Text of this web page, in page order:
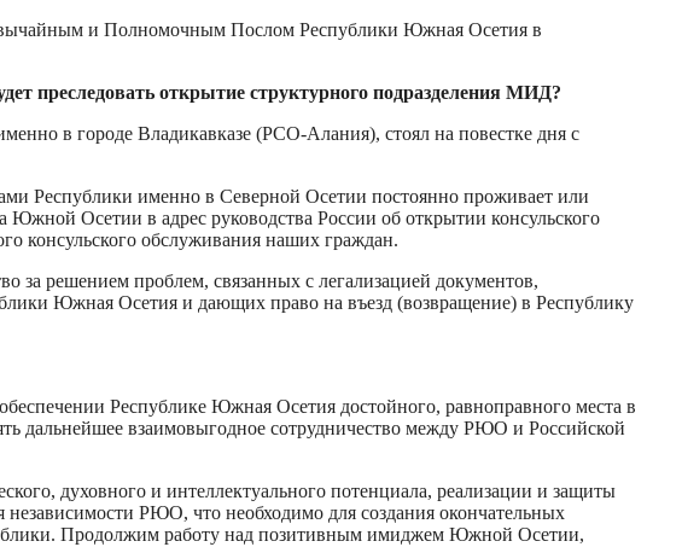
и Полномочным Послом Республики Южная Осетия в
преследовать открытие структурного подразделения МИД?
в городе Владикавказе (РСО-Алания), стоял на повестке дня с
Республики именно в Северной Осетии постоянно проживает или
Южной Осетии в адрес руководства России об открытии консульского
консульского обслуживания наших граждан.
за решением проблем, связанных с легализацией документов,
Южная Осетия и дающих право на въезд (возвращение) в Республику
Республике Южная Осетия достойного, равноправного места в
дальнейшее взаимовыгодное сотрудничество между РЮО и Российской
духовного и интеллектуального потенциала, реализации и защиты
РЮО, что необходимо для создания окончательных
Продолжим работу над позитивным имиджем Южной Осетии,